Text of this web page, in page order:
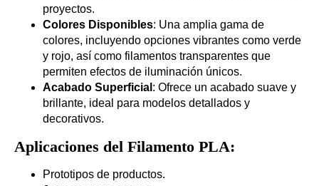
proyectos.
Colores Disponibles: Una amplia gama de
colores, incluyendo opciones vibrantes como verde
y rojo, así como filamentos transparentes que
permiten efectos de iluminación únicos.
Acabado Superficial : Ofrece un acabado suave y
brillante, ideal para modelos detallados y
decorativos.
Aplicaciones del Filamento PLA:
Prototipos de productos.